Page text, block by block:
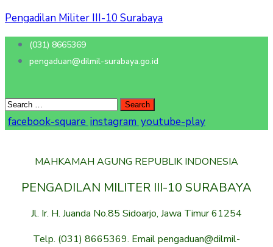
Pengadilan Militer III-10 Surabaya
(031) 8665369
pengaduan@dilmil-surabaya.go.id
facebook-square instagram youtube-play
MAHKAMAH AGUNG REPUBLIK INDONESIA
PENGADILAN MILITER III-10 SURABAYA
Jl. Ir. H. Juanda No.85 Sidoarjo, Jawa Timur 61254
Telp. (031) 8665369. Email pengaduan@dilmil-